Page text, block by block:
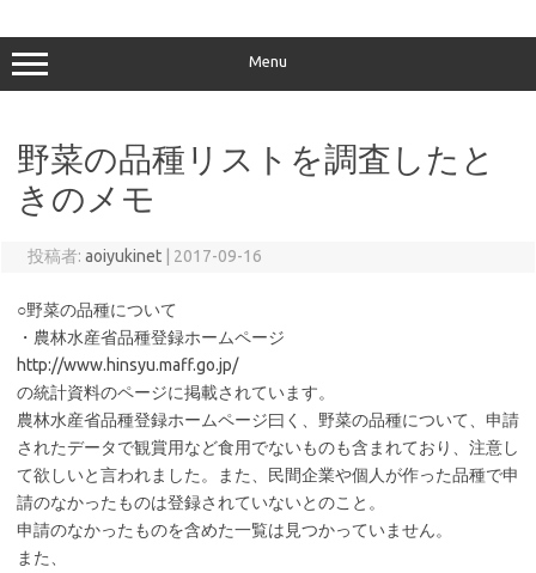
Menu
野菜の品種リストを調査したと
きのメモ
投稿者: aoiyukinet 2017-09-16
○野菜の品種について
・農林水産省品種登録ホームページ
http://www.hinsyu.maff.go.jp/
の統計資料のページに掲載されています。
農林水産省品種登録ホームページ曰く、野菜の品種について、申請
されたデータで観賞用など食用でないものも含まれており、注意し
て欲しいと言われました。また、民間企業や個人が作った品種で申
請のなかったものは登録されていないとのこと。
申請のなかったものを含めた一覧は見つかっていません。
また、